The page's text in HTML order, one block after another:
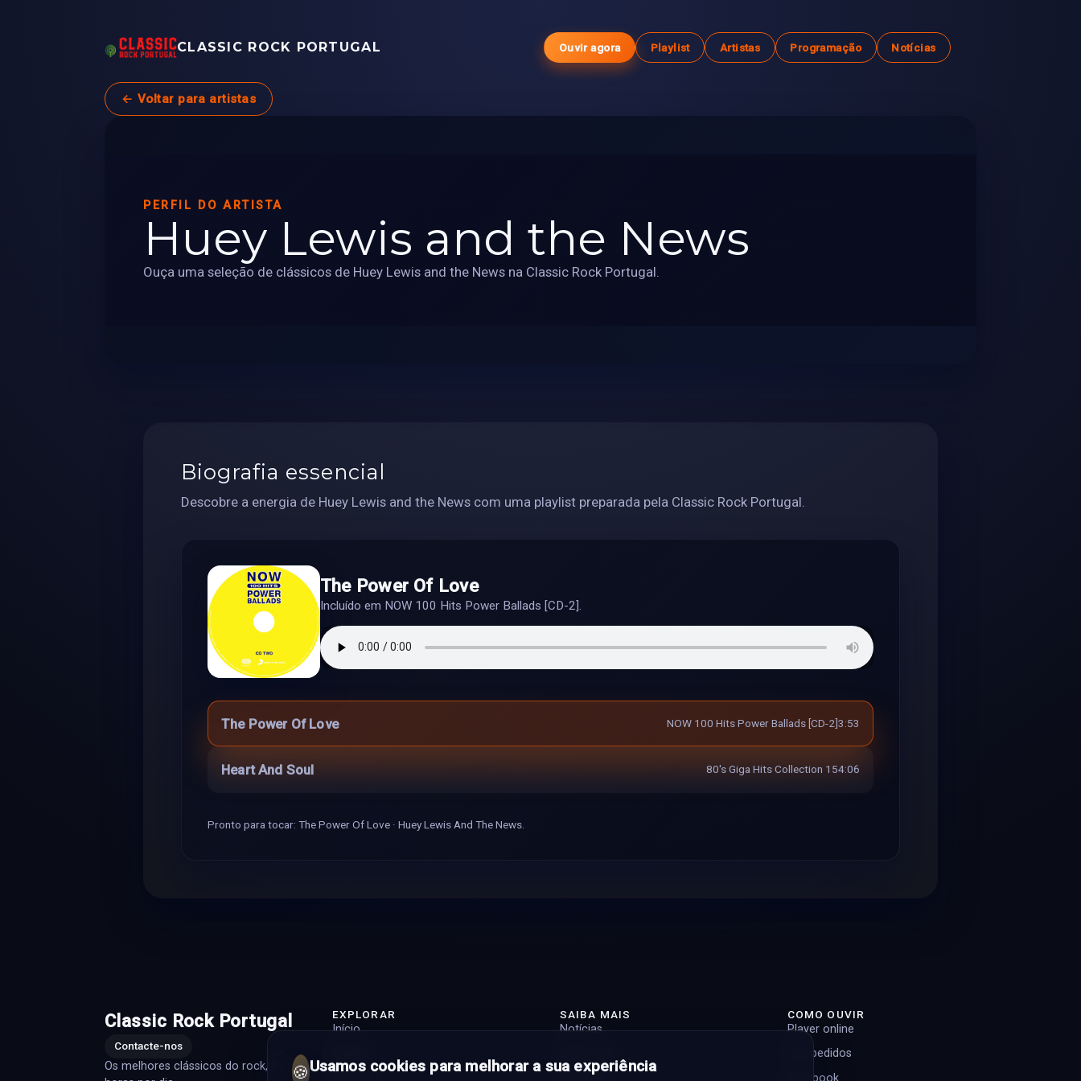
CLASSIC ROCK PORTUGAL Ouvir agora Playlist Artistas Programação Notícias
← Voltar para artistas
PERFIL DO ARTISTA
Huey Lewis and the News
Ouça uma seleção de clássicos de Huey Lewis and the News na Classic Rock Portugal.
Biografia essencial
Descobre a energia de Huey Lewis and the News com uma playlist preparada pela Classic Rock Portugal.
The Power Of Love
Incluído em NOW 100 Hits Power Ballads [CD-2].
The Power Of Love NOW 100 Hits Power Ballads [CD-2]3:53
Heart And Soul 80's Giga Hits Collection 154:06
Pronto para tocar: The Power Of Love · Huey Lewis And The News.
Classic Rock Portugal
Contacte-nos
Os melhores clássicos do rock, 24
EXPLORAR
Início
SAIBA MAIS
Notícias
Contacto
COMO OUVIR
Player online
Top pedidos
Facebook
🍪Usamos cookies para melhorar a sua experiência